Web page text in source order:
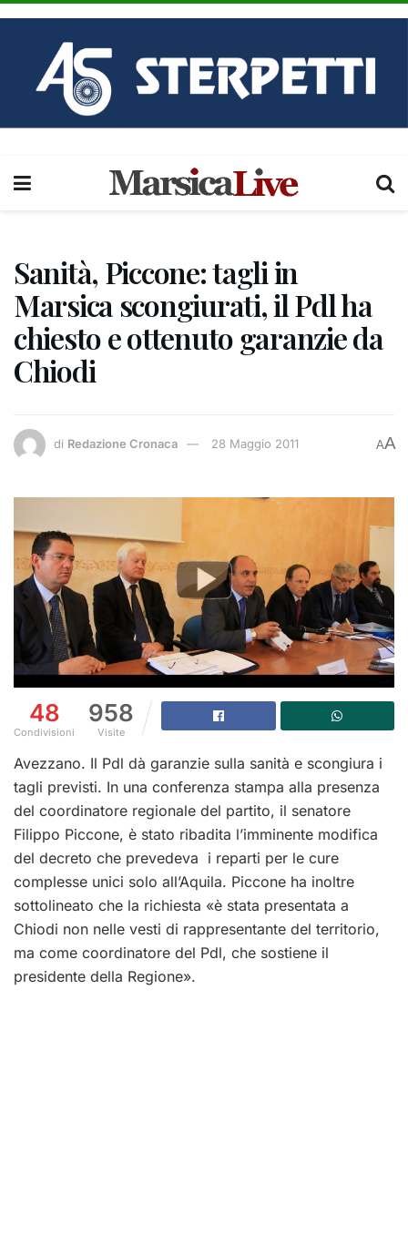
Sanità, Piccone: tagli in
Marsica scongiurati, il Pdl ha
chiesto e ottenuto garanzie da
Chiodi
di Redazione Cronaca 28 Maggio 2011 AA
48
Condivisioni
958
Visite
Avezzano. Il Pdl dà garanzie sulla sanità e scongiura i
tagli previsti. In una conferenza stampa alla presenza
del coordinatore regionale del partito, il senatore
Filippo Piccone, è stato ribadita l’imminente modifica
del decreto che prevedeva i reparti per le cure
complesse unici solo all’Aquila. Piccone ha inoltre
sottolineato che la richiesta «è stata presentata a
Chiodi non nelle vesti di rappresentante del territorio,
ma come coordinatore del Pdl, che sostiene il
presidente della Regione».